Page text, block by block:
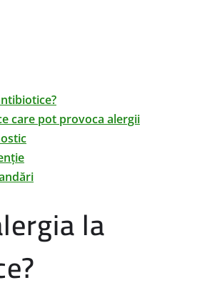
care pot provoca alergii
la